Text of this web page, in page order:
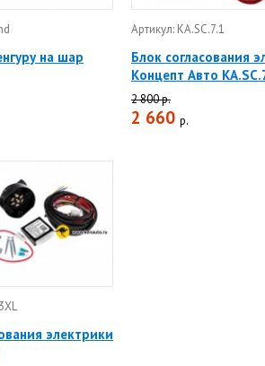
на шар
Артикул: KA.SC.7.1
Блок согласования
Концепт Авто
2 800 р.
2 660 р.
электрики